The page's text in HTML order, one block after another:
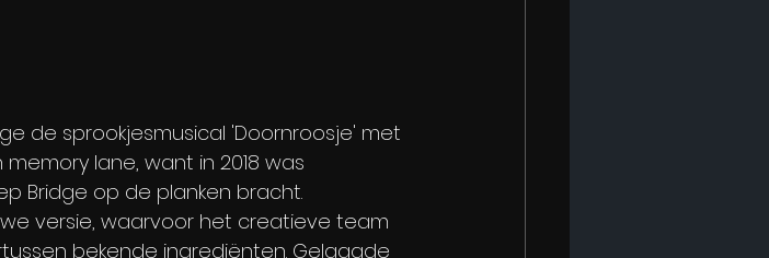
de sprookjesmusical 'Doornroosje' met
lane, want in 2018 was
Bridge op de planken bracht.
versie, waarvoor het creatieve team
bekende ingrediënten. Gelaagde